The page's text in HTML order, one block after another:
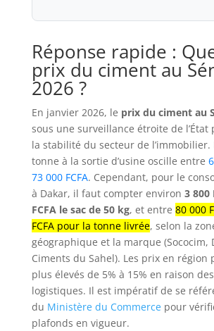
Réponse rapide :
prix du ciment au
2026 ?
En janvier 2026, le prix du ciment au
sous une surveillance étroite de
la stabilité du secteur de l’immobilier.
tonne à la sortie d’usine oscille entre
73 000 FCFA. Cependant, pour le
à Dakar, il faut compter environ 3 800
FCFA le sac de 50 kg, et entre 80 000
FCFA pour la tonne livrée, selon la
géographique et la marque (Sococim,
Ciments du Sahel). Les prix en région
plus élevés de 5% à 15% en raison
logistiques. Il est impératif de se
du Ministère du Commercepour
plafonds en vigueur.